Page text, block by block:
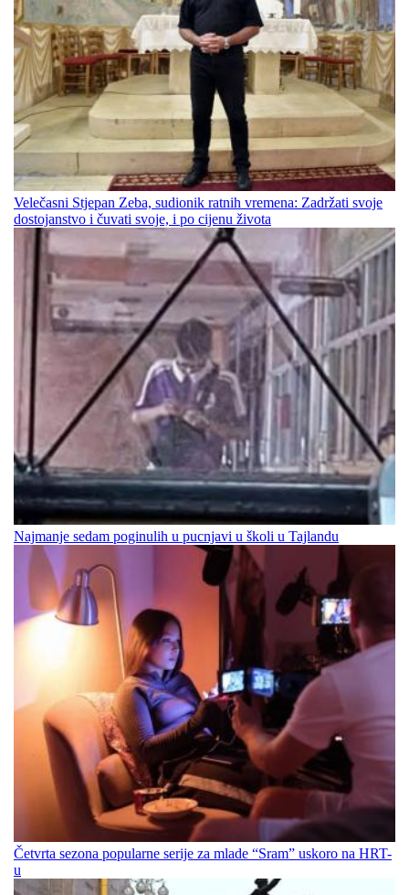
Velečasni Stjepan Zeba, sudionik ratnih vremena: Zadržati svoje
dostojanstvo i čuvati svoje, i po cijenu života
Najmanje sedam poginulih u pucnjavi u školi u Tajlandu
Četvrta sezona popularne serije za mlade “Sram” uskoro na HRT-
u